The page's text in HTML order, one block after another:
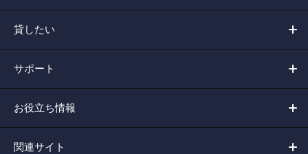
貸したい
サポート
お役立ち情報
関連サイト